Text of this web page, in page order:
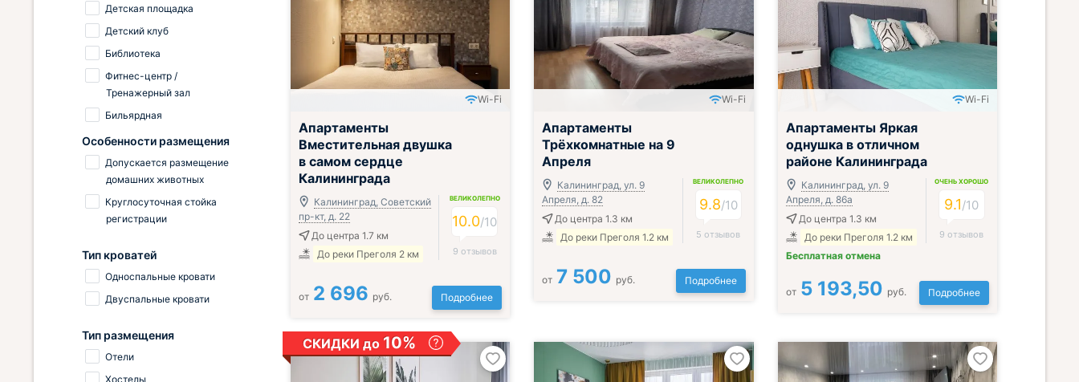
Wi-Fi
Апартаменты
Вместительная двушка
в самом сердце
Калининграда
Калининград, Советский
пр-кт, д. 22
До центра 1.7 км
До реки Преголя 2 км
ВЕЛИКОЛЕПНО
10.0/10
9 отзывов
от 2 696 руб. Подробнее
Wi-Fi
Апартаменты
Трёхкомнатные на 9
Апреля
Калининград, ул. 9
Апреля, д. 82
До центра 1.3 км
До реки Преголя 1.2 км
ВЕЛИКОЛЕПНО
9.8/10
5 отзывов
от 7 500 руб. Подробнее
Wi-Fi
Апартаменты Яркая
однушка в отличном
районе Калининграда
Калининград, ул. 9
Апреля, д. 86а
До центра 1.3 км
До реки Преголя 1.2 км
Бесплатная отмена
ОЧЕНЬ ХОРОШО
9.1/10
9 отзывов
от 5 193,50 руб. Подробнее
СКИДКИ до 10%
Детская площадка
Детский клуб
Библиотека
Фитнес-центр /
Тренажерный зал
Бильярдная
Особенности размещения
Допускается размещение
домашних животных
Круглосуточная стойка
регистрации
Тип кроватей
Односпальные кровати
Двуспальные кровати
Тип размещения
Отели
Хостелы